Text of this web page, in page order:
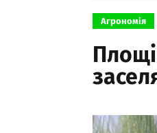
Агрономія